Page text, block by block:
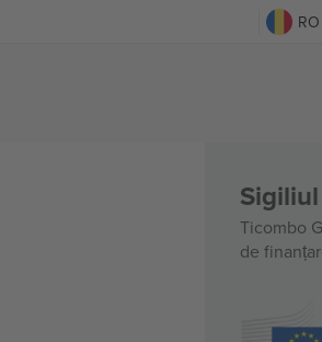
RO
Ticombo
de